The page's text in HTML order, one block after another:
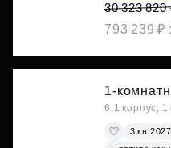
30 323 820
793 239 ₽
1-
6.1 корпус,
3 кв 2027